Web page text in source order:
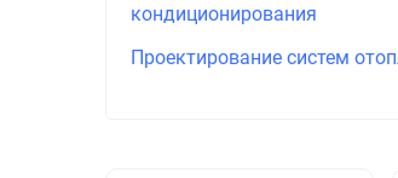
кондиционирования
Проектирование систем